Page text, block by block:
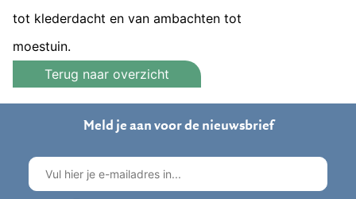
tot klederdacht en van ambachten tot
moestuin.
Terug naar overzicht
Meld je aan voor de nieuwsbrief